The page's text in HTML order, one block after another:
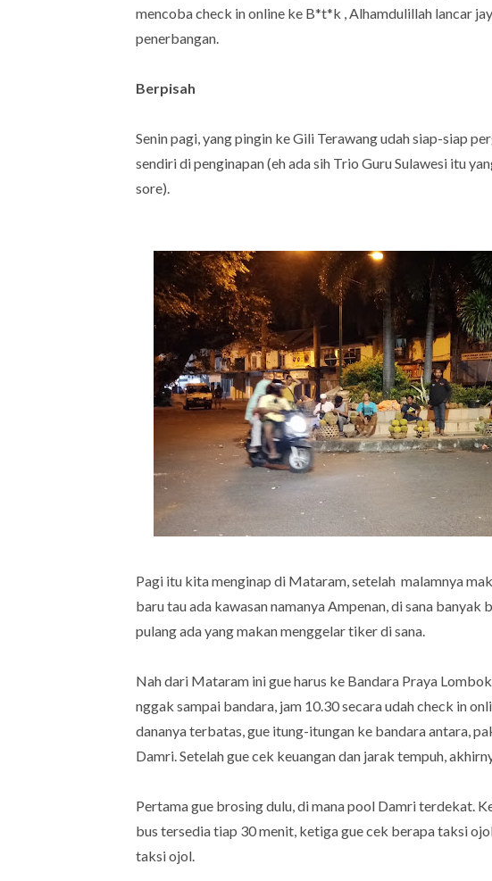
mencoba check in online ke B*t*k , Alhamdulillah lancar
penerbangan.
Berpisah
Senin pagi, yang pingin ke Gili Terawang udah siap-siap
sendiri di penginapan (eh ada sih Trio Guru Sulawesi itu
sore).
Pagi itu kita menginap di Mataram, setelah malamnya
baru tau ada kawasan namanya Ampenan, di sana
pulang ada yang makan menggelar tiker di sana.
Nah dari Mataram ini gue harus ke Bandara Praya
nggak sampai bandara, jam 10.30 secara udah check in
dananya terbatas, gue itung-itungan ke bandara antara,
Damri. Setelah gue cek keuangan dan jarak tempuh,
Pertama gue brosing dulu, di mana pool Damri terdekat.
bus tersedia tiap 30 menit, ketiga gue cek berapa taksi
taksi ojol.